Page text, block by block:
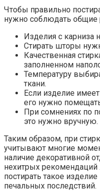
Чтобы правильно
нужно соблюдать общие
Изделия с карниза
Стирать шторы
Качественная
заполненном
Температуру
ткани.
Если изделие
его нужно
При сомнениях по
это нужно вручную.
Таким образом, при
учитывают многие
наличие декоративной
нехитрых
постирать такое
печальных последствий.